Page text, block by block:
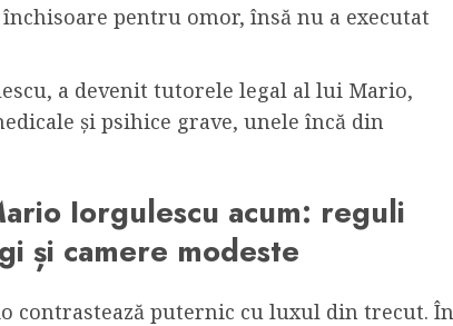
pentru omor, însă nu a executat
a devenit tutorele legal al lui Mario,
și psihice grave, unele încă din
Iorgulescu acum: reguli
și camere modeste
contrastează puternic cu luxul din trecut. În